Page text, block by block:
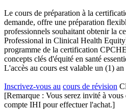
Le cours de préparation à la
demande, offre une préparation
professionnels souhaitant obtenir la
Professional in Clinical Health
programme de la certification
concepts clés d'équité en santé
L'accès au cours est valable un (1)
Inscrivez-vous au cours de révision
[Remarque : Vous serez invité à vous
compte IHI pour effectuer l'achat.]